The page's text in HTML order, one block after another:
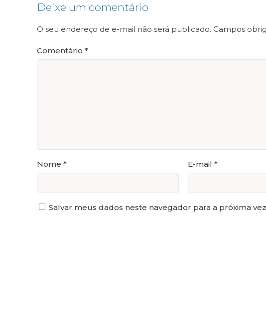
Deixe um comentário
O seu endereço de e-mail não será publicado. Campos
Comentário *
Nome * E-mail*
Salvar meus dados neste navegador para a próxima